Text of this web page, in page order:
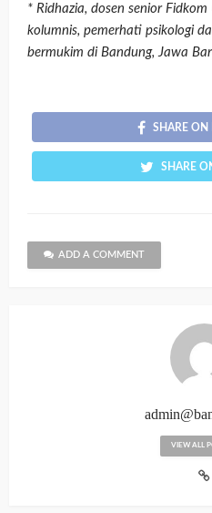
* Ridhazia, dosen senior
kolumnis, pemerhati psikologi
bermukim di Bandung, Jawa
SHARE ON
SHARE
ADD A COMMENT
VIEW ALL